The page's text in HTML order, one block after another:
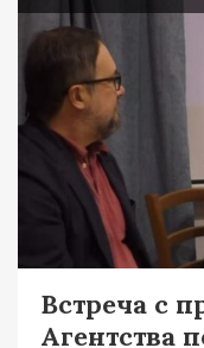
Встреча с
Агентства